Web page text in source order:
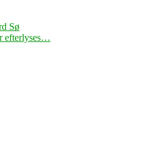
Sø
efterlyses…